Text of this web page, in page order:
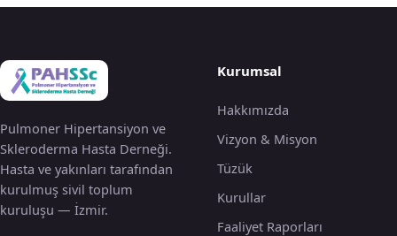
Pulmoner Hipertansiyon ve
Skleroderma Hasta Derneği.
Hasta ve yakınları tarafından
kurulmuş sivil toplum
kuruluşu — İzmir.
Kurumsal
Hakkımızda
Vizyon & Misyon
Tüzük
Kurullar
Faaliyet Raporları